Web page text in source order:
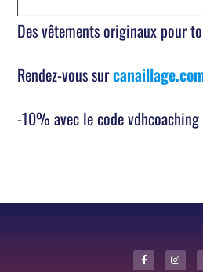
Des vêtements originaux pour
Rendez-vous sur
-10% avec le code vdhcoaching